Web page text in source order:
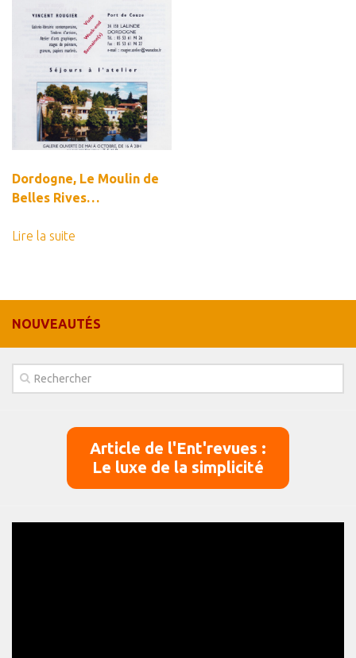
Dordogne, Le Moulin de
Belles Rives…
Lire la suite
NOUVEAUTÉS
Article de l'Ent'revues :
Le luxe de la simplicité